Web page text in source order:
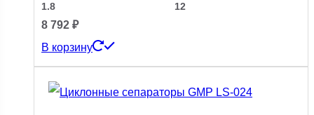
1.8 12
8 792 ₽
В корзину